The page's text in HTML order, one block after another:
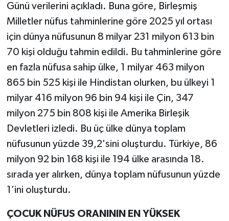
Günü verilerini açıkladı. Buna göre, Birleşmiş
Milletler nüfus tahminlerine göre 2025 yıl ortası
için dünya nüfusunun 8 milyar 231 milyon 613 bin
70 kişi olduğu tahmin edildi. Bu tahminlerine göre
en fazla nüfusa sahip ülke, 1 milyar 463 milyon
865 bin 525 kişi ile Hindistan olurken, bu ülkeyi 1
milyar 416 milyon 96 bin 94 kişi ile Çin, 347
milyon 275 bin 808 kişi ile Amerika Birleşik
Devletleri izledi. Bu üç ülke dünya toplam
nüfusunun yüzde 39,2'sini oluşturdu. Türkiye, 86
milyon 92 bin 168 kişi ile 194 ülke arasında 18.
sırada yer alırken, dünya toplam nüfusunun yüzde
1’ini oluşturdu.
ÇOCUK NÜFUS ORANININ EN YÜKSEK